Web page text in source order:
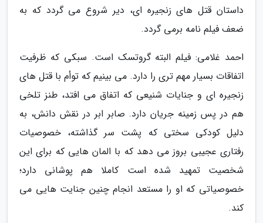
داستان قتل های زنجیره ای، دیر شروع می گردد که به
ضعف فیلم نامه برمی گردد.
احمد غلامی: فیلم البته گروتسک است. سبکی که ظرفیت
اتفاقات بسیار مهم تری را دارد. می بینیم که توأم با قتل های
زنجیره ای و جنایات شنیعی که اتفاق می افتد، طنز تلخی
هم در پس زمینه جریان دارد. صابر ابر در نقش دانش، به
دلیل کودکی سختی که پشت سر گذاشته، خصوصیات
رفتاری عجیبی بروز می دهد که با المان هایی که برای این
شخصیت تمهید شده است کاملا هم پوشانی دارد؛
خصوصیاتی که او را مستعد انجام چنین جنایت هایی می
کند.